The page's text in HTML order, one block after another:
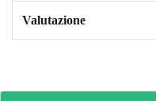
Valutazione